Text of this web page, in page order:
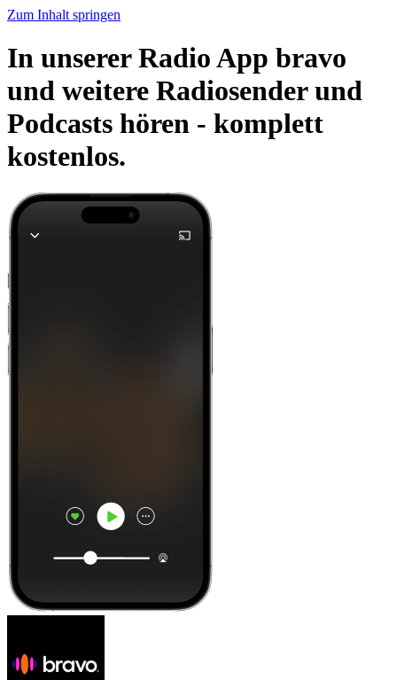
Zum Inhalt springen
In unserer Radio App bravo
und weitere Radiosender und
Podcasts hören - komplett
kostenlos.